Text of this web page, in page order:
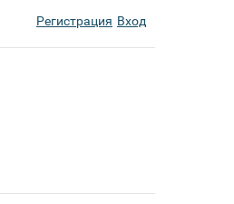
Регистрация Вход